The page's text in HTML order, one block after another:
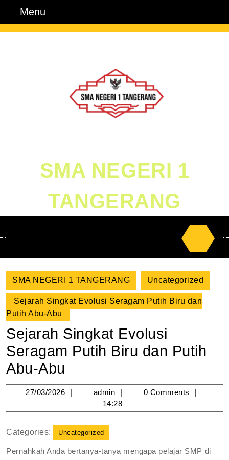
Menu
SMA NEGERI 1
TANGERANG
for:
SMA NEGERI 1 TANGERANG Uncategorized
Sejarah Singkat Evolusi Seragam Putih Biru dan
Putih Abu-Abu
Sejarah Singkat Evolusi
Seragam Putih Biru dan Putih
Abu-Abu
27/03/2026 27/03/2026
admin admin0 Comments
14:28
Categories: Uncategorized
Pernahkah Anda bertanya-tanya mengapa pelajar SMP di